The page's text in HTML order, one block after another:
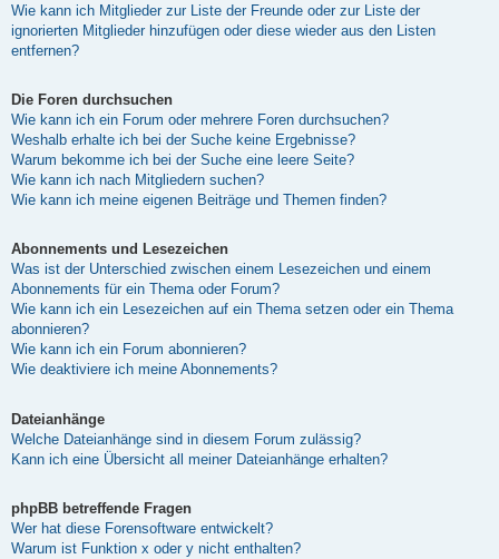
Wie kann ich Mitglieder zur Liste der Freunde oder zur Liste der
ignorierten Mitglieder hinzufügen oder diese wieder aus den Listen
entfernen?
Die Foren durchsuchen
Wie kann ich ein Forum oder mehrere Foren durchsuchen?
Weshalb erhalte ich bei der Suche keine Ergebnisse?
Warum bekomme ich bei der Suche eine leere Seite?
Wie kann ich nach Mitgliedern suchen?
Wie kann ich meine eigenen Beiträge und Themen finden?
Abonnements und Lesezeichen
Was ist der Unterschied zwischen einem Lesezeichen und einem
Abonnements für ein Thema oder Forum?
Wie kann ich ein Lesezeichen auf ein Thema setzen oder ein Thema
abonnieren?
Wie kann ich ein Forum abonnieren?
Wie deaktiviere ich meine Abonnements?
Dateianhänge
Welche Dateianhänge sind in diesem Forum zulässig?
Kann ich eine Übersicht all meiner Dateianhänge erhalten?
phpBB betreffende Fragen
Wer hat diese Forensoftware entwickelt?
Warum ist Funktion x oder y nicht enthalten?